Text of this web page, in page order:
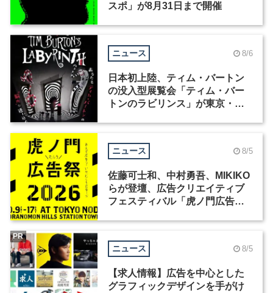
スポ」が8月31日まで開催
ニュース 8/6
日本初上陸、ティム・バートン
の没入型展覧会「ティム・バー
トンのラビリンス」が東京・豊
ニュース 8/5
佐藤可士和、中村勇吾、MIKIKO
らが登壇、広告クリエイティブ
フェスティバル「虎ノ門広告
ニュース 8/5
【求人情報】広告を中心とした
グラフィックデザインを手がけ
PR